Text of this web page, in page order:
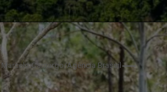
Marcelo Camargo/Agência Brassil